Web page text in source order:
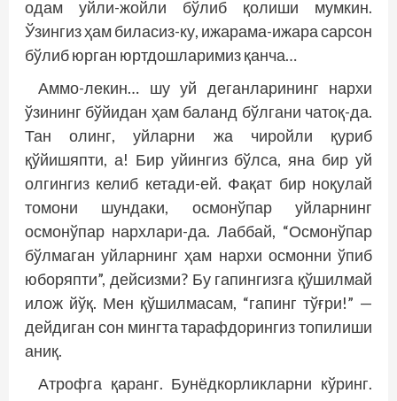
одам уйли-жойли бўлиб қолиши мумкин.
Ўзингиз ҳам биласиз-ку, ижарама-ижара сарсон
бўлиб юрган юртдошларимиз қанча…
Аммо-лекин… шу уй деганларининг нархи
ўзининг бўйидан ҳам баланд бўлгани чатоқ-да.
Тан олинг, уйларни жа чиройли қуриб
қўйишяпти, а! Бир уйингиз бўлса, яна бир уй
олгингиз келиб кетади-ей. Фақат бир ноқулай
томони шундаки, осмонўпар уйларнинг
осмонўпар нархлари-да. Лаббай, “Осмонўпар
бўлмаган уйларнинг ҳам нархи осмонни ўпиб
юборяпти”, дейсизми? Бу гапингизга қўшилмай
илож йўқ. Мен қўшилмасам, “гапинг тўғри!” —
дейдиган сон мингта тарафдорингиз топилиши
аниқ.
Атрофга қаранг. Бунёдкорликларни кўринг.